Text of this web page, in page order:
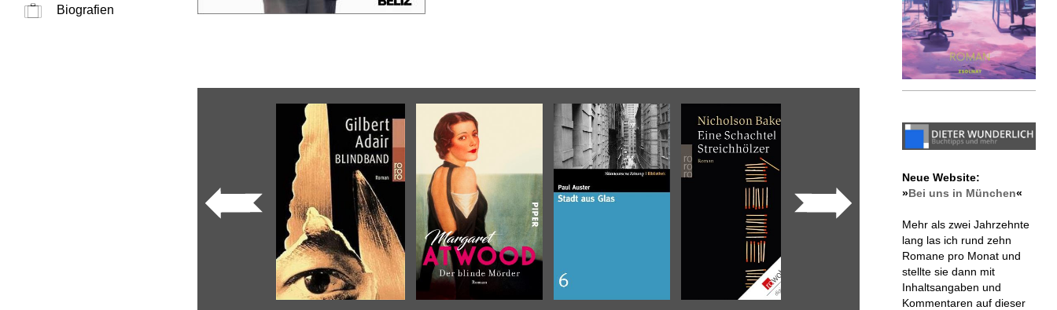
Biografien
Neue Website:
»Bei uns in München«
Mehr als zwei Jahrzehnte
lang las ich rund zehn
Romane pro Monat und
stellte sie dann mit
Inhaltsangaben und
Kommentaren auf dieser